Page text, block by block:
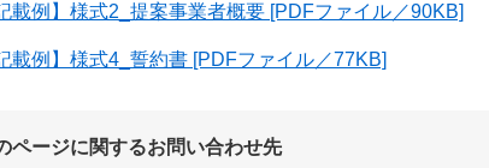
載例】様式2_提案事業者概要 [PDFファイル／90KB]
載例】様式4_誓約書 [PDFファイル／77KB]
ページに関するお問い合わせ先